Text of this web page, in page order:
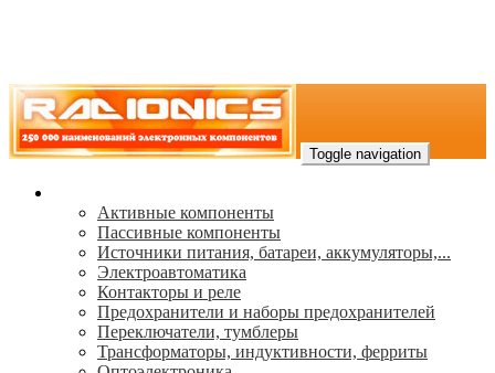
Toggle navigation
Активные компоненты
Пассивные компоненты
Источники питания, батареи, аккумуляторы,...
Электроавтоматика
Контакторы и реле
Предохранители и наборы предохранителей
Переключатели, тумблеры
Трансформаторы, индуктивности, ферриты